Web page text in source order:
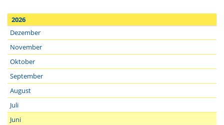
2026
Dezember
November
Oktober
September
August
Juli
Juni